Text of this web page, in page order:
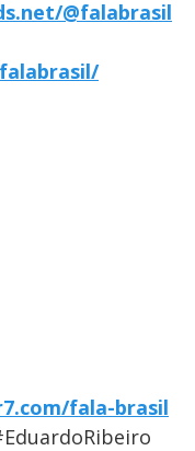
@falabrasil
fala-brasil